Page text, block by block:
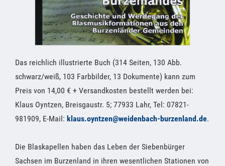
Das reichlich illustrierte Buch (314 Seiten, 130 Abb.
schwarz/weiß, 103 Farbbilder, 13 Dokumente) kann zum
Preis von 14,00 € + Versandkosten bestellt werden bei:
Klaus Oyntzen, Breisgaustr. 5; 77933 Lahr, Tel: 07821-
981909, E-Mail: klaus.oyntzen@weidenbach-burzenland.de.
Die Blaskapellen haben das Leben der Siebenbürger
Sachsen im Burzenland in ihren wesentlichen Stationen von